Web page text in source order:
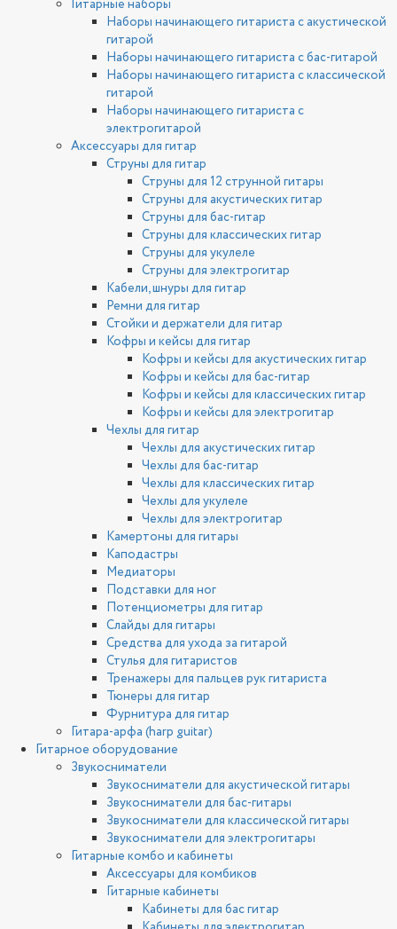
Гитарные наборы
Наборы начинающего гитариста с акустической
гитарой
Наборы начинающего гитариста с бас-гитарой
Наборы начинающего гитариста с классической
гитарой
Наборы начинающего гитариста с
электрогитарой
Аксессуары для гитар
Струны для гитар
Струны для 12 струнной гитары
Струны для акустических гитар
Струны для бас-гитар
Струны для классических гитар
Струны для укулеле
Струны для электрогитар
Кабели, шнуры для гитар
Ремни для гитар
Стойки и держатели для гитар
Кофры и кейсы для гитар
Кофры и кейсы для акустических гитар
Кофры и кейсы для бас-гитар
Кофры и кейсы для классических гитар
Кофры и кейсы для электрогитар
Чехлы для гитар
Чехлы для акустических гитар
Чехлы для бас-гитар
Чехлы для классических гитар
Чехлы для укулеле
Чехлы для электрогитар
Камертоны для гитары
Каподастры
Медиаторы
Подставки для ног
Потенциометры для гитар
Слайды для гитары
Средства для ухода за гитарой
Стулья для гитаристов
Тренажеры для пальцев рук гитариста
Тюнеры для гитар
Фурнитура для гитар
Гитара-арфа (harp guitar)
Гитарное оборудование
Звукосниматели
Звукосниматели для акустической гитары
Звукосниматели для бас-гитары
Звукосниматели для классической гитары
Звукосниматели для электрогитары
Гитарные комбо и кабинеты
Аксессуары для комбиков
Гитарные кабинеты
Кабинеты для бас гитар